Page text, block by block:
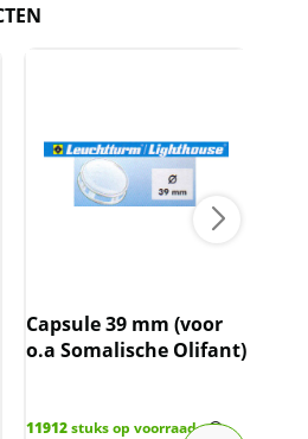
bekijkt,
bij de prijs op te
Capsule 39 mm (voor
o.a Somalische Olifant)
11912stuks op voorraad